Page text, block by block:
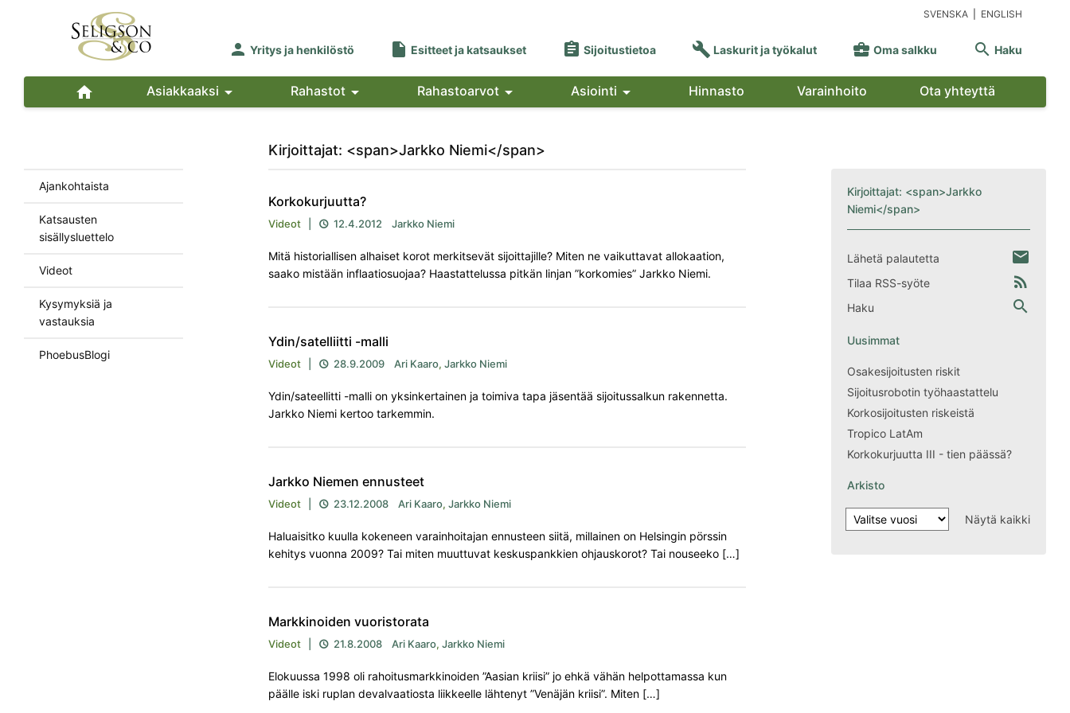
SVENSKA ENGLISH
 Yritys ja henkilöstö  Esitteet ja katsaukset  Sijoitustietoa  Laskurit ja työkalut  Oma salkku  Haku
 Asiakkaaksi  Rahastot  Rahastoarvot  Asiointi  Hinnasto Varainhoito Ota yhteyttä
Ajankohtaista
Katsausten
sisällysluettelo
Videot
Kysymyksiä ja
vastauksia
PhoebusBlogi
Kirjoittajat: <span>Jarkko Niemi</span>
Korkokurjuutta?
Videot  12.4.2012 Jarkko Niemi
Mitä historiallisen alhaiset korot merkitsevät sijoittajille? Miten ne vaikuttavat allokaation,
saako mistään inflaatiosuojaa? Haastattelussa pitkän linjan ”korkomies” Jarkko Niemi.
Ydin/satelliitti -malli
Videot  28.9.2009 Ari Kaaro, Jarkko Niemi
Ydin/sateellitti -malli on yksinkertainen ja toimiva tapa jäsentää sijoitussalkun rakennetta.
Jarkko Niemi kertoo tarkemmin.
Jarkko Niemen ennusteet
Videot  23.12.2008 Ari Kaaro, Jarkko Niemi
Haluaisitko kuulla kokeneen varainhoitajan ennusteen siitä, millainen on Helsingin pörssin
kehitys vuonna 2009? Tai miten muuttuvat keskuspankkien ohjauskorot? Tai nouseeko […]
Markkinoiden vuoristorata
Videot  21.8.2008 Ari Kaaro, Jarkko Niemi
Elokuussa 1998 oli rahoitusmarkkinoiden ”Aasian kriisi” jo ehkä vähän helpottamassa kun
päälle iski ruplan devalvaatiosta liikkeelle lähtenyt ”Venäjän kriisi”. Miten […]
Kirjoittajat: <span>Jarkko
Niemi</span>
Lähetä palautetta email
Tilaa RSS-syöte rss_feed
Haku search
Uusimmat
Osakesijoitusten riskit
Sijoitusrobotin työhaastattelu
Korkosijoitusten riskeistä
Tropico LatAm
Korkokurjuutta III - tien päässä?
Arkisto
Näytä kaikki